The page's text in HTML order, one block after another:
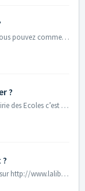
Si vous n'avez pas de numéro NUMEN. 1. Vous pouvez commencer par créer un compte en tant que particulier : 2. Une fois votre compte créé, vous...
?
Pour vous inscrire à la newsletter de La Librairie des Ecoles c’est très simple : Deux possibilités : Vous êtes ENSEIGNANT ? Soit : Lors de votr...
Pour créer un compte parent : Rendez-vous sur http://www.lalibrairiedesecoles.com/mon-compte/, rubrique « Inscription » au site Complétez les information...